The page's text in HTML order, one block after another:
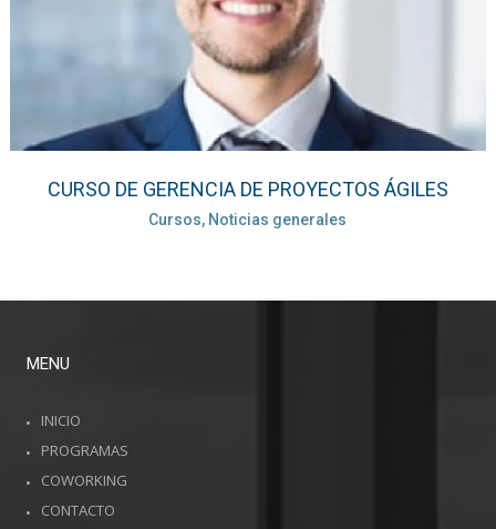
CURSO DE GERENCIA DE PROYECTOS ÁGILES
Cursos, Noticias generales
MENU
INICIO
PROGRAMAS
COWORKING
CONTACTO